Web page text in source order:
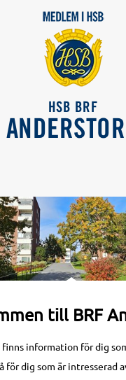
HSB BRF
till BRF
finns information för dig
för dig som är intresserad